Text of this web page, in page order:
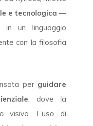
e tecnologica —
in un linguaggio
con la filosofia
per guidare
, dove la
visivo. L’uso di